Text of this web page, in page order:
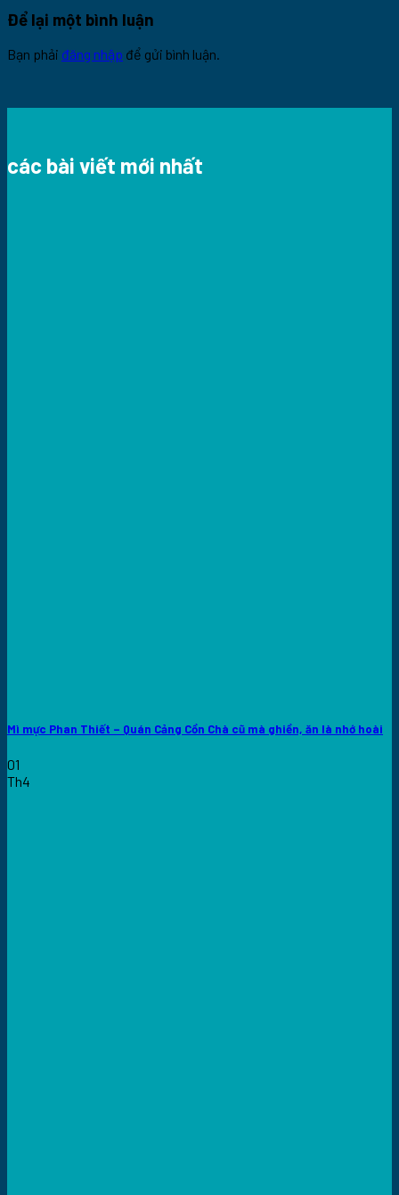
Để lại một bình luận
Bạn phải đăng nhập để gửi bình luận.
các bài viết mới nhất
Mì mực Phan Thiết – Quán Cảng Cồn Chà cũ mà ghiền, ăn là nhớ hoài
01
Th4